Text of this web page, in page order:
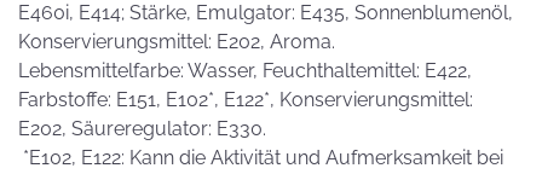
E460i, E414; Stärke, Emulgator: E435, Sonnenblumenöl,
Konservierungsmittel: E202, Aroma.
Lebensmittelfarbe: Wasser, Feuchthaltemittel: E422,
Farbstoffe: E151, E102*, E122*, Konservierungsmittel:
E202, Säureregulator: E330.
*E102, E122: Kann die Aktivität und Aufmerksamkeit bei